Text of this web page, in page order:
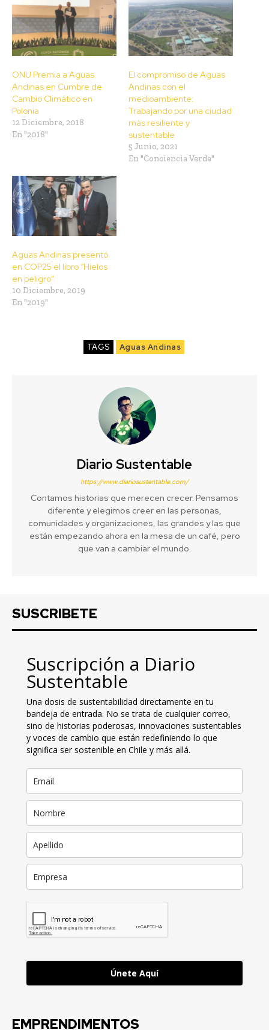
ONU Premia a Aguas
Andinas en Cumbre de
Cambio Climático en
Polonia
12 Diciembre, 2018
En "2018"
El compromiso de Aguas
Andinas con el
medioambiente:
Trabajando por una ciudad
más resiliente y
sustentable
5 Junio, 2021
En "Conciencia Verde"
Aguas Andinas presentó
en COP25 el libro “Hielos
en peligro”
10 Diciembre, 2019
En "2019"
TAGS Aguas Andinas
Diario Sustentable
https://www.diariosustentable.com/
Contamos historias que merecen crecer. Pensamos
diferente y elegimos creer en las personas,
comunidades y organizaciones, las grandes y las que
están empezando ahora en la mesa de un café, pero
que van a cambiar el mundo.
SUSCRIBETE
Suscripción a Diario
Sustentable
Una dosis de sustentabilidad directamente en tu
bandeja de entrada. No se trata de cualquier correo,
sino de historias poderosas, innovaciones sustentables
y voces de cambio que están redefiniendo lo que
significa ser sostenible en Chile y más allá.
Únete Aquí
EMPRENDIMENTOS